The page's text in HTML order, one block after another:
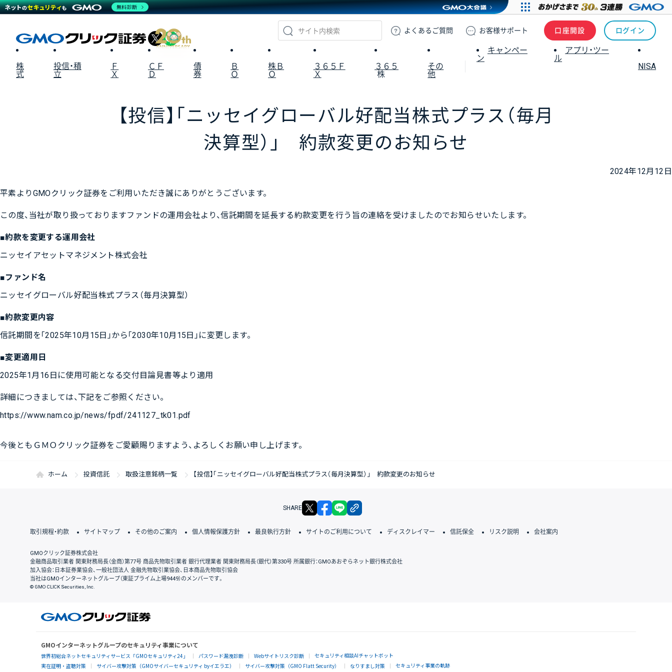
GMOクリック証券
よくある ご質問 お客様サポート 口座開設 ログイン
X
株
式
投信・積
立
Ｆ
Ｘ
ＣＦ
Ｄ
債
券
Ｂ
Ｏ
株Ｂ
Ｏ
３６５Ｆ
Ｘ
３６５
株
その
他
キャンペー
ン
アプリ・ツー
ル
NISA
【投信】「ニッセイグローバル好配当株式プラス（毎月
決算型）」 約款変更のお知らせ
2024年12月12日
平素よりGMOクリック証券をご利用いただき誠にありがとうございます。
この度、当社が取り扱っておりますファンドの運用会社より、信託期間を延長する約款変更を行う旨の連絡を受けましたのでお知らせいたします。
■約款を変更する運用会社
ニッセイアセットマネジメント株式会社
■ファンド名
ニッセイグローバル好配当株式プラス（毎月決算型）
■約款変更内容
信託期間を「2025年10月15日」から「2030年10月15日」に変更します。
■変更適用日
2025年1月16日に使用可能となる交付目論見書等より適用
詳細につきましては、下記をご参照ください。
https://www.nam.co.jp/news/fpdf/241127_tk01.pdf
今後ともＧＭＯクリック証券をご愛顧賜りますよう、よろしくお願い申し上げます。
ホーム 投資信託 取扱注意銘柄一覧 【投信】「ニッセイグローバル好配当株式プラス（毎月決算型）」 約款変更のお知らせ
SHARE X facebook
取引規程・約款 サイトマップ その他のご案内 個人情報保護方針 最良執行方針 サイトのご利用について ディスクレイマー 信託保全 リスク説明 会社案内
GMOクリック証券株式会社
金融商品取引業者 関東財務局長（金商）第77号 商品先物取引業者 銀行代理業者 関東財務局長（銀代）第330号 所属銀行：GMOあおぞらネット銀行株式会社
加入協会：日本証券業協会、一般社団法人 金融先物取引業協会、日本商品先物取引協会
当社はGMOインターネットグループ（東証プライム上場9449）のメンバーです。
© GMO CLICK Securities, Inc.
GMOインターネットグループのセキュリティ事業について
世界初総合ネットセキュリティサービス「GMOセキュリティ24」 パスワード漏洩診断 Webサイトリスク診断
セキュリティ相談AIチャットボット
実在証明・盗聴対策
サイバー攻撃対策（GMOサイバーセキュリティ byイエラエ） サイバー攻撃対策（GMO Flatt Security） なりすまし対策 セキュリティ事業の軌跡
無料診断